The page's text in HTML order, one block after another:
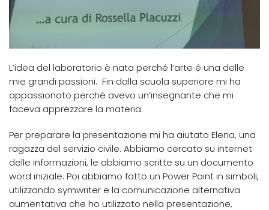
L’idea del laboratorio è nata perché l’arte é una delle
mie grandi passioni. Fin dalla scuola superiore mi ha
appassionato perché avevo un’insegnante che mi
faceva apprezzare la materia.
Per preparare la presentazione mi ha aiutato Elena, una
ragazza del servizio civile. Abbiamo cercato su internet
delle informazioni, le abbiamo scritte su un documento
word iniziale. Poi abbiamo fatto un Power Point in simboli,
utilizzando symwriter e la comunicazione alternativa
aumentativa che ho utilizzato nella presentazione,